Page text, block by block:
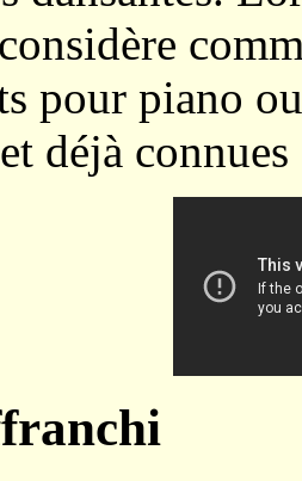
pour piano
déjà